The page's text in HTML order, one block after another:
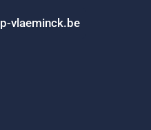
vlaeminck.be